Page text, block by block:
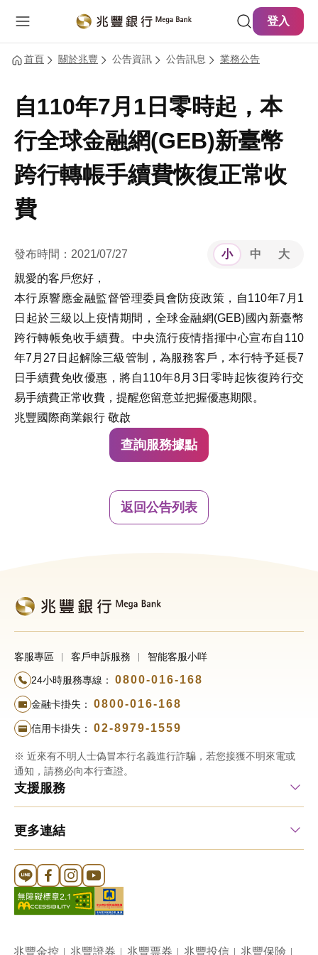
登入
首頁 關於兆豐 公告資訊 公告訊息 業務公告
自110年7月1日零時起，本
行全球金融網(GEB)新臺幣
跨行轉帳手續費恢復正常收
費
發布時間：2021/07/27 小 中
大
親愛的客戶您好，
本行原響應金融監督管理委員會防疫政策，自110年7月1
日起於三級以上疫情期間，全球金融網(GEB)國內新臺幣
跨行轉帳免收手續費。中央流行疫情指揮中心宣布自110
年7月27日起解除三級管制，為服務客戶，本行特予延長7
日手續費免收優惠，將自110年8月3日零時起恢復跨行交
易手續費正常收費，提醒您留意並把握優惠期限。
兆豐國際商業銀行 敬啟
查詢服務據點
返回公告列表
客服專區 客戶申訴服務 智能客服小咩
24小時服務專線： 0800-016-168
金融卡掛失： 0800-016-168
信用卡掛失： 02-8979-1559
※ 近來有不明人士偽冒本行名義進行詐騙，若您接獲不明來電或
通知，請務必向本行查證。
支援服務
更多連結
Line 官方帳號
FB 官方帳號
Instagram 官方帳號
YouTube 官方帳號
兆豐金控 兆豐證券 兆豐票券 兆豐投信 兆豐保險